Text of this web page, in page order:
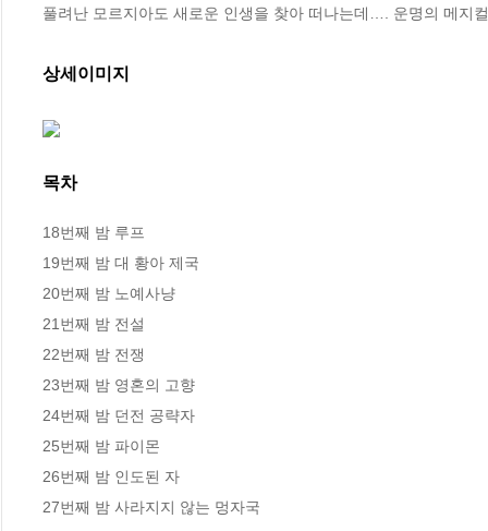
풀려난 모르지아도 새로운 인생을 찾아 떠나는데…. 운명의 메지
상세이미지
목차
18번째 밤 루프
19번째 밤 대 황아 제국
20번째 밤 노예사냥
21번째 밤 전설
22번째 밤 전쟁
23번째 밤 영혼의 고향
24번째 밤 던전 공략자
25번째 밤 파이몬
26번째 밤 인도된 자
27번째 밤 사라지지 않는 멍자국